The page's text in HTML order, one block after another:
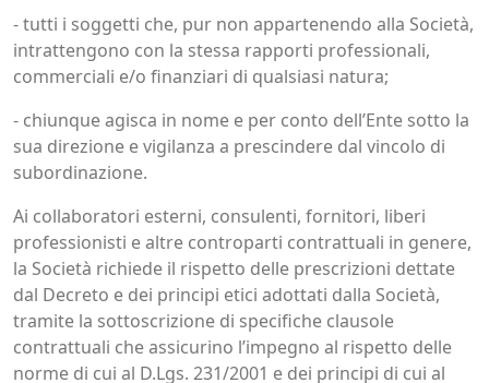
- tutti i soggetti che, pur non appartenendo alla Società,
intrattengono con la stessa rapporti professionali,
commerciali e/o finanziari di qualsiasi natura;
- chiunque agisca in nome e per conto dell’Ente sotto la
sua direzione e vigilanza a prescindere dal vincolo di
subordinazione.
Ai collaboratori esterni, consulenti, fornitori, liberi
professionisti e altre controparti contrattuali in genere,
la Società richiede il rispetto delle prescrizioni dettate
dal Decreto e dei principi etici adottati dalla Società,
tramite la sottoscrizione di specifiche clausole
contrattuali che assicurino l’impegno al rispetto delle
norme di cui al D.Lgs. 231/2001 e dei principi di cui al